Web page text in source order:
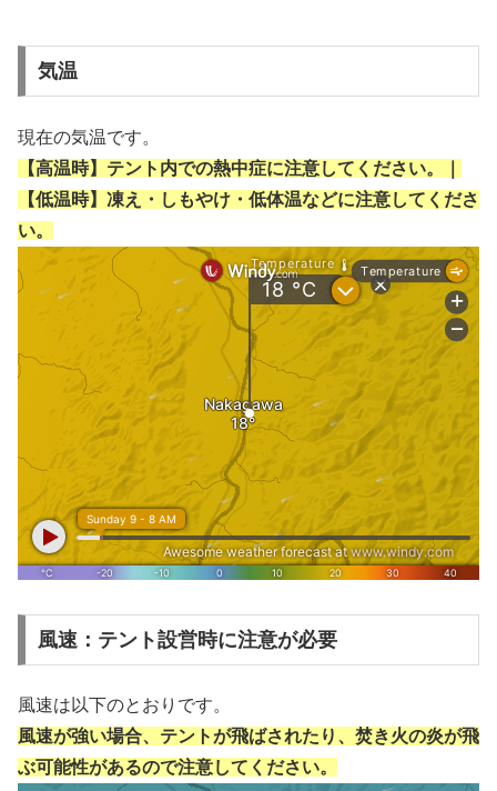
気温
現在の気温です。
【高温時】テント内での熱中症に注意してください。｜
【低温時】凍え・しもやけ・低体温などに注意してくださ
い。
風速：テント設営時に注意が必要
風速は以下のとおりです。
風速が強い場合、テントが飛ばされたり、焚き火の炎が飛
ぶ可能性があるので注意してください。